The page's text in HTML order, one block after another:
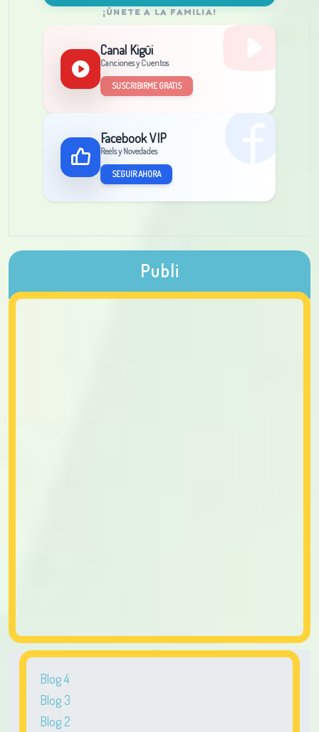
¡ÚNETE A LA FAMILIA!
Canal Kigüi
Canciones y Cuentos
SUSCRIBIRME GRATIS
Facebook VIP
Reels y Novedades
SEGUIR AHORA
Publi
Blog 4
Blog 3
Blog 2